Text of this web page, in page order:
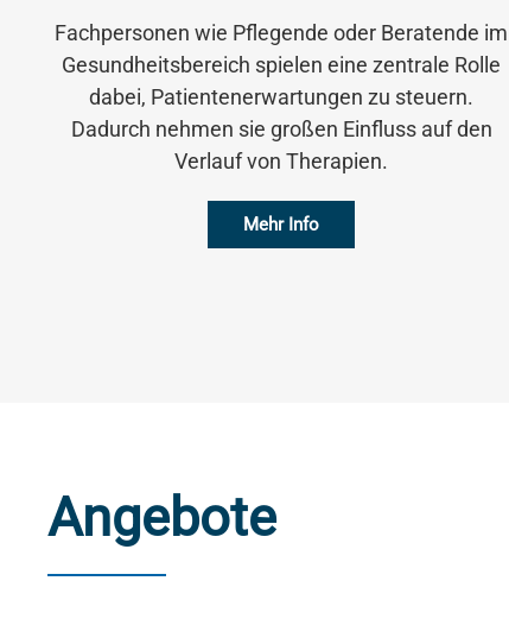
Fachpersonen wie Pflegende oder Beratende im
Gesundheitsbereich spielen eine zentrale Rolle
dabei, Patientenerwartungen zu steuern.
Dadurch nehmen sie großen Einfluss auf den
Verlauf von Therapien.
Mehr Info
Angebote